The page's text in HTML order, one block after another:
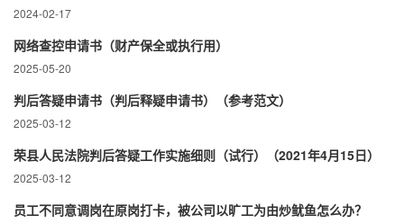
2024-02-17
网络查控申请书（财产保全或执行用）
2025-05-20
判后答疑申请书（判后释疑申请书）（参考范文）
2025-03-12
荣县人民法院判后答疑工作实施细则（试行）（2021年4月15日）
2025-03-12
员工不同意调岗在原岗打卡，被公司以旷工为由炒鱿鱼怎么办？